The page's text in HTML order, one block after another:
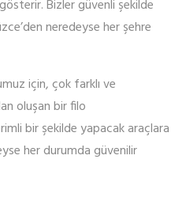
Bizler güvenli şekilde
neredeyse her şehre
için, çok farklı ve
oluşan bir filo
bir şekilde yapacak araçlara
her durumda güvenilir